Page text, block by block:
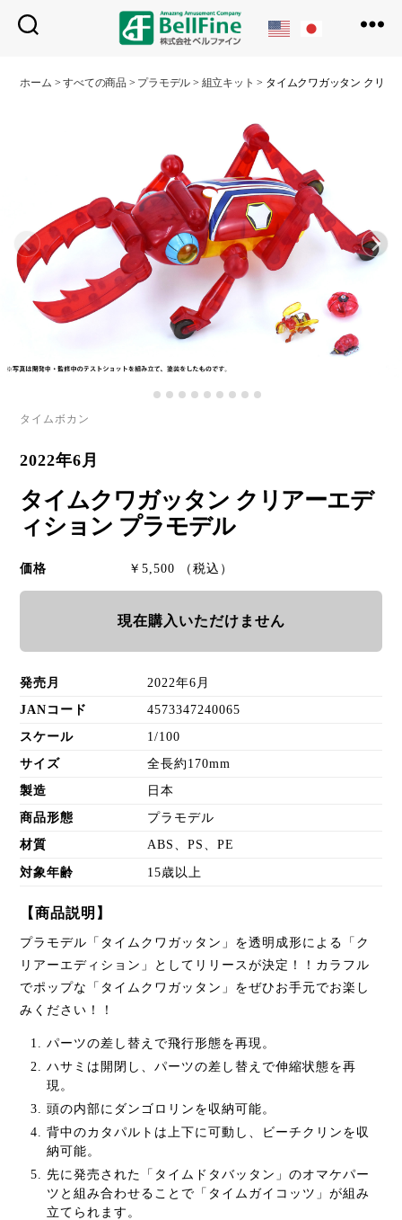
フ
ホーム >すべての商品 > プラモデル > 組立キット > タイムクワガッタン クリア
タイムボカン
2022年6月
タイムクワガッタン クリアーエデ
ィション プラモデル
価格 ￥5,500 （税込）
現在購入いただけません
発売月 2022年6月
JANコード 4573347240065
スケール 1/100
サイズ 全長約170mm
製造 日本
商品形態 プラモデル
材質 ABS、PS、PE
対象年齢 15歳以上
【商品説明】
プラモデル「タイムクワガッタン」を透明成形による「ク
リアーエディション」としてリリースが決定！！カラフル
でポップな「タイムクワガッタン」をぜひお手元でお楽し
みください！！
パーツの差し替えで飛行形態を再現。
ハサミは開閉し、パーツの差し替えで伸縮状態を再
現。
頭の内部にダンゴロリンを収納可能。
背中のカタパルトは上下に可動し、ビーチクリンを収
納可能。
先に発売された「タイムドタバッタン」のオマケパー
ツと組み合わせることで「タイムガイコッツ」が組み
立てられます。